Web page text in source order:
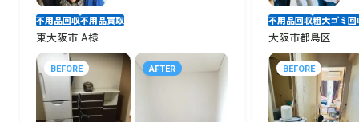
不用品回収不用品買取
東大阪市 A様
BEFORE AFTER
不用品回収粗大ゴミ
大阪市都島区
BEFORE